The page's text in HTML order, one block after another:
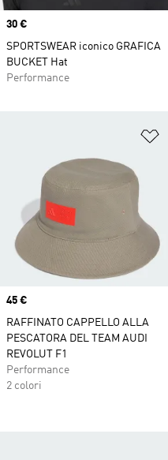
Price
30 €
SPORTSWEAR iconico GRAFICA
BUCKET Hat
Performance
Price
45 €
RAFFINATO CAPPELLO ALLA
PESCATORA DEL TEAM AUDI
REVOLUT F1
Performance
2 colori